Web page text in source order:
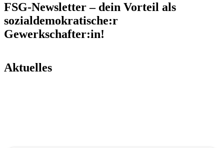
FSG-Newsletter – dein Vorteil als
sozialdemokratische:r
Gewerkschafter:in!
Aktuelles